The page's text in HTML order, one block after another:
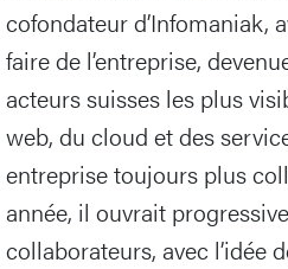
cofondateur d’Infomaniak,
faire de l’entreprise,
acteurs suisses les plus
web, du cloud et des
entreprise toujours plus
année, il ouvrait
collaborateurs, avec l’idée